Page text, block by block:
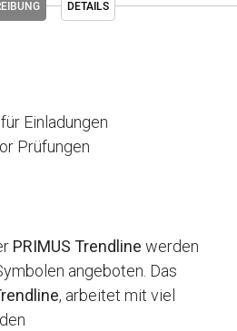
DETAILS
Einladungen
Prüfungen
PRIMUS Trendline werden
angeboten. Das
, arbeitet mit viel